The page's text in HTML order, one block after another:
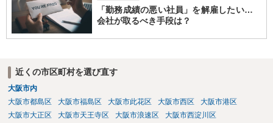
「勤務成績の悪い社員」を解雇したい…
会社が取るべき手段は？
近くの市区町村を選び直す
大阪市内
大阪市都島区
大阪市福島区 大阪市此花区 大阪市西区
大阪市港区
大阪市大正区
大阪市天王寺区 大阪市浪速区
大阪市西淀川区